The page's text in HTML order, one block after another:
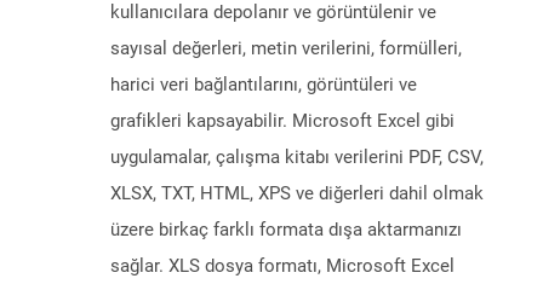
kullanıcılara depolanır ve görüntülenir ve
sayısal değerleri, metin verilerini, formülleri,
harici veri bağlantılarını, görüntüleri ve
grafikleri kapsayabilir. Microsoft Excel gibi
uygulamalar, çalışma kitabı verilerini PDF, CSV,
XLSX, TXT, HTML, XPS ve diğerleri dahil olmak
üzere birkaç farklı formata dışa aktarmanızı
sağlar. XLS dosya formatı, Microsoft Excel